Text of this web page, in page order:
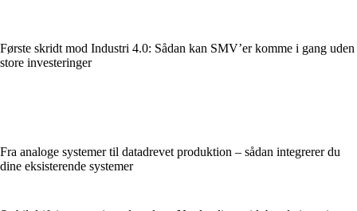
Første skridt mod Industri 4.0: Sådan kan SMV’er komme i gang uden
store investeringer
Fra analoge systemer til datadrevet produktion – sådan integrerer du
dine eksisterende systemer